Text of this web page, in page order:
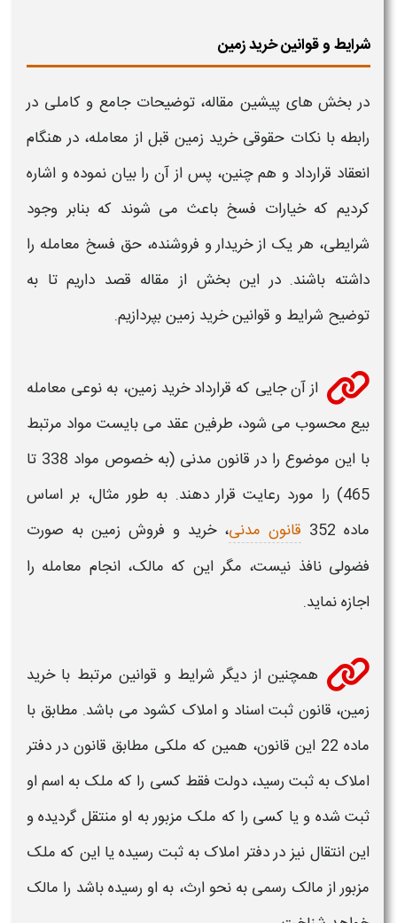
شرایط و قوانین خرید زمین
در بخش های پیشین مقاله، توضیحات جامع و کاملی در
رابطه بانکات حقوقی خرید زمین قبل از معامله، در هنگام
انعقاد قرارداد و هم چنین، پس از آن را بیان نموده و اشاره
کردیم که خیارات فسخ باعث می شوند که بنابر وجود
شرایطی، هر یک ازخریدارو فروشنده، حق فسخ معامله را
داشته باشند. در این بخش از مقاله قصد داریم تا به
توضیح شرایط و قوانین خرید زمینبپردازیم.
از آن جایی که قراردادخرید زمین، به نوعی معامله
بیع محسوب می شود، طرفین عقد می بایست مواد مرتبط
با این موضوع را در قانون مدنی (به خصوص مواد 338 تا
465) را مورد رعایت قرار دهند. به طور مثال، بر اساس
ماده 352
قانون مدنی،خرید و فروش زمین به صورت
فضولی نافذ نیست، مگر این که مالک، انجام معامله را
اجازه نماید.
همچنین از دیگر شرایط و قوانین مرتبط باخرید
زمین، قانون ثبت اسناد و املاک کشود می باشد. مطابق با
ماده 22 این قانون، همین که ملکی مطابق قانون در دفتر
املاک به ثبت رسید، دولت فقط کسی را که ملک به اسم او
ثبت شده و یا کسی را که ملک مزبور به او‌ منتقل گردیده و
این انتقال نیز در دفتر املاک به ثبت رسیده یا این که ملک
مزبور از مالک رسمی به نحو ارث، به او رسیده باشد را مالک